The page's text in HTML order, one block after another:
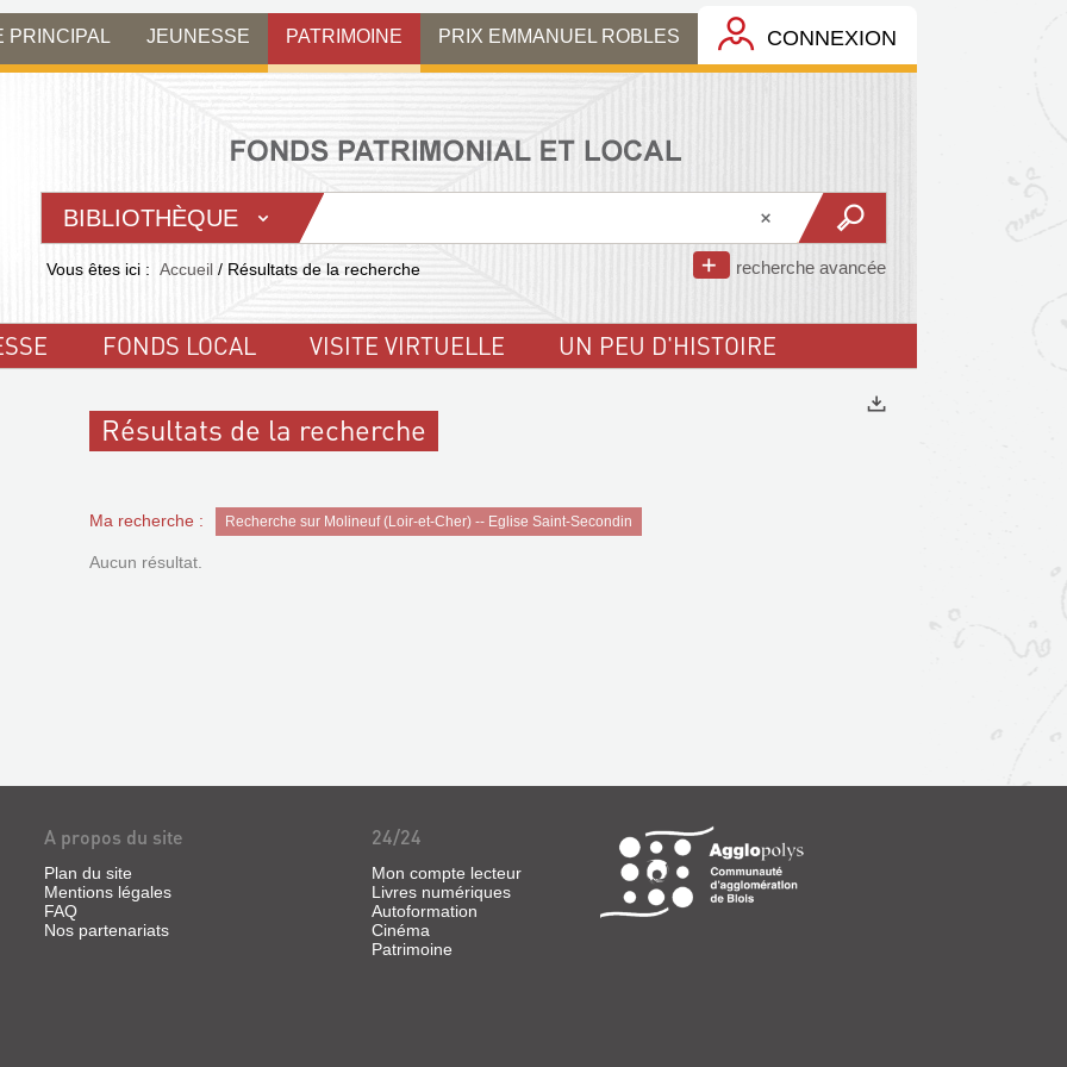
PRINCIPAL JEUNESSE PATRIMOINE PRIX EMMANUEL ROBLES CONNEXION
BIBLIOTHÈQUE
recherche avancée
Vous êtes ici : Accueil / Résultats de la recherche
FONDS LOCAL VISITE VIRTUELLE UN PEU D'HISTOIRE
Résultats de la recherche
Ma recherche : Recherche sur Molineuf (Loir-et-Cher) -- Eglise Saint-Secondin
Aucun résultat.
A propos du site
Plan du site
Mentions légales
FAQ
Nos partenariats
24/24
Mon compte lecteur
Livres numériques
Autoformation
Cinéma
Patrimoine